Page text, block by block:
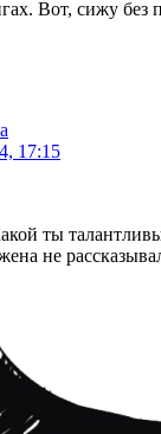
Вот, сижу без
17:15
ты
не